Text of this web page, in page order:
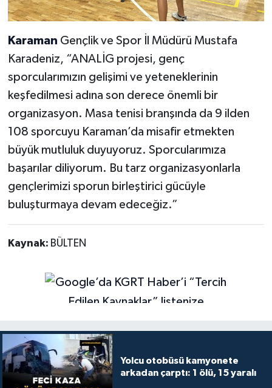
Karaman Gençlik ve Spor İl Müdürü Mustafa
Karadeniz, “ANALİG projesi, genç
sporcularımızın gelişimi ve yeteneklerinin
keşfedilmesi adına son derece önemli bir
organizasyon. Masa tenisi branşında da 9 ilden
108 sporcuyu Karaman’da misafir etmekten
büyük mutluluk duyuyoruz. Sporcularımıza
başarılar diliyorum. Bu tarz organizasyonlarla
gençlerimizi sporun birleştirici gücüyle
buluşturmaya devam edeceğiz.”
Kaynak: BÜLTEN
Yolcu otobüsü kamyonete
arkadan çarptı: 1 ölü, 15 yaralı